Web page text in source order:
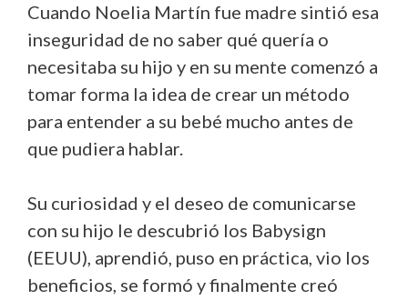
Cuando Noelia Martín fue madre sintió esa
inseguridad de no saber qué quería o
necesitaba su hijo y en su mente comenzó a
tomar forma la idea de crear un método
para entender a su bebé mucho antes de
que pudiera hablar.
Su curiosidad y el deseo de comunicarse
con su hijo le descubrió los Babysign
(EEUU), aprendió, puso en práctica, vio los
beneficios, se formó y finalmente creó